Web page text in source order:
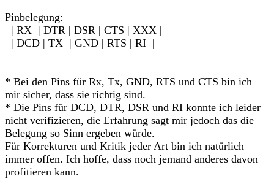
Pinbelegung:
| RX | DTR | DSR | CTS | XXX |
| DCD | TX | GND | RTS | RI |
* Bei den Pins für Rx, Tx, GND, RTS und CTS bin ich
mir sicher, dass sie richtig sind.
* Die Pins für DCD, DTR, DSR und RI konnte ich leider
nicht verifizieren, die Erfahrung sagt mir jedoch das die
Belegung so Sinn ergeben würde.
Für Korrekturen und Kritik jeder Art bin ich natürlich
immer offen. Ich hoffe, dass noch jemand anderes davon
profitieren kann.